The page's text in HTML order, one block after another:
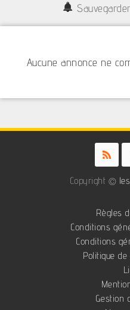
Aucune annonce ne
Copyright ©
Règles
Conditions
Conditions
Politique
Gestion